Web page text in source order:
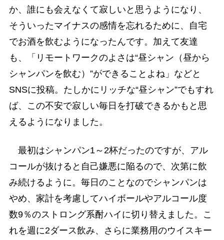
か、誰にも会えなくて寂しいと思うようになり、
そういったマイナスの感情を忘れるために、自宅
でお酒を飲むようになったんです。加えて友達
も、「リモートワークのよさは“昼シャン（昼から
シャンパンを飲む）”ができることよね」などと
SNSに投稿。たしかにリッチな“昼シャン”でもすれ
ば、この不安で寂しい毎日を打破できるかもと思
えるようになりました。
最初はシャンパン1～2杯だったのですが、アル
コールが抜けると自己嫌悪に陥るので、次第に飲
み続けるように。毎日のことなのでシャンパンは
やめ、家計を考慮してハイボールやアルコール度
数9％のストロング系酎ハイに切り替えました。こ
れを週に2ダース飲み、さらに業務用のウイスキー